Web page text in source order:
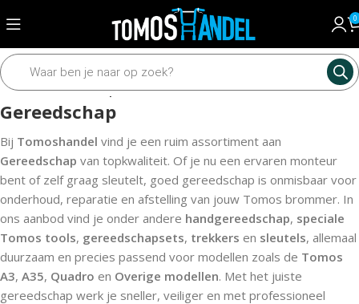
0
Home Gereedschap
Gereedschap
Bij Tomoshandel vind je een ruim assortiment aan
Gereedschap van topkwaliteit. Of je nu een ervaren monteur
bent of zelf graag sleutelt, goed gereedschap is onmisbaar voor
onderhoud, reparatie en afstelling van jouw Tomos brommer. In
ons aanbod vind je onder andere handgereedschap, speciale
Tomos tools, gereedschapsets, trekkers en sleutels, allemaal
duurzaam en precies passend voor modellen zoals de Tomos
A3, A35, Quadro en Overige modellen. Met het juiste
gereedschap werk je sneller, veiliger en met professioneel